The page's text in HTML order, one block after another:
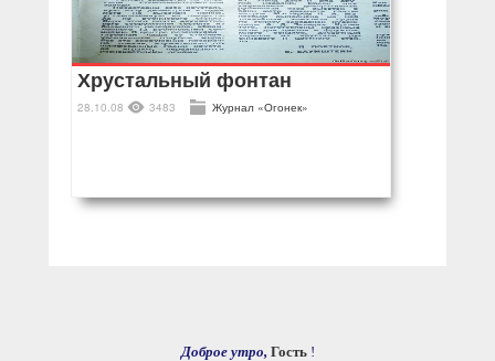
Хрустальный фонтан
28.10.08 3483 Журнал «Огонек»
Доброе утро, Гость !